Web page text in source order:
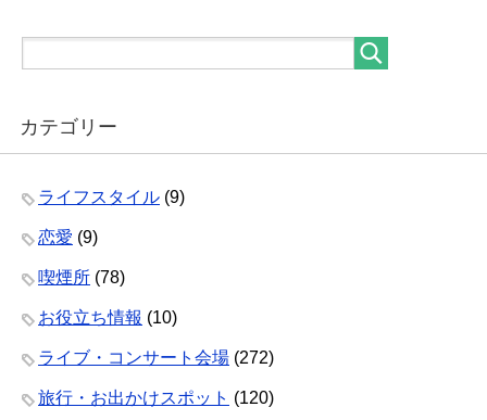
カテゴリー
ライフスタイル (9)
恋愛 (9)
喫煙所 (78)
お役立ち情報 (10)
ライブ・コンサート会場 (272)
旅行・お出かけスポット (120)